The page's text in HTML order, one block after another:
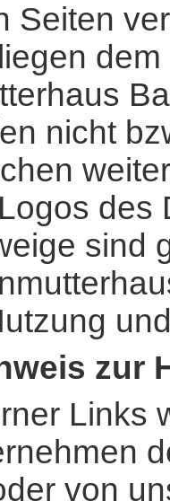
Seiten
nicht
des
sind
zur
Links
von